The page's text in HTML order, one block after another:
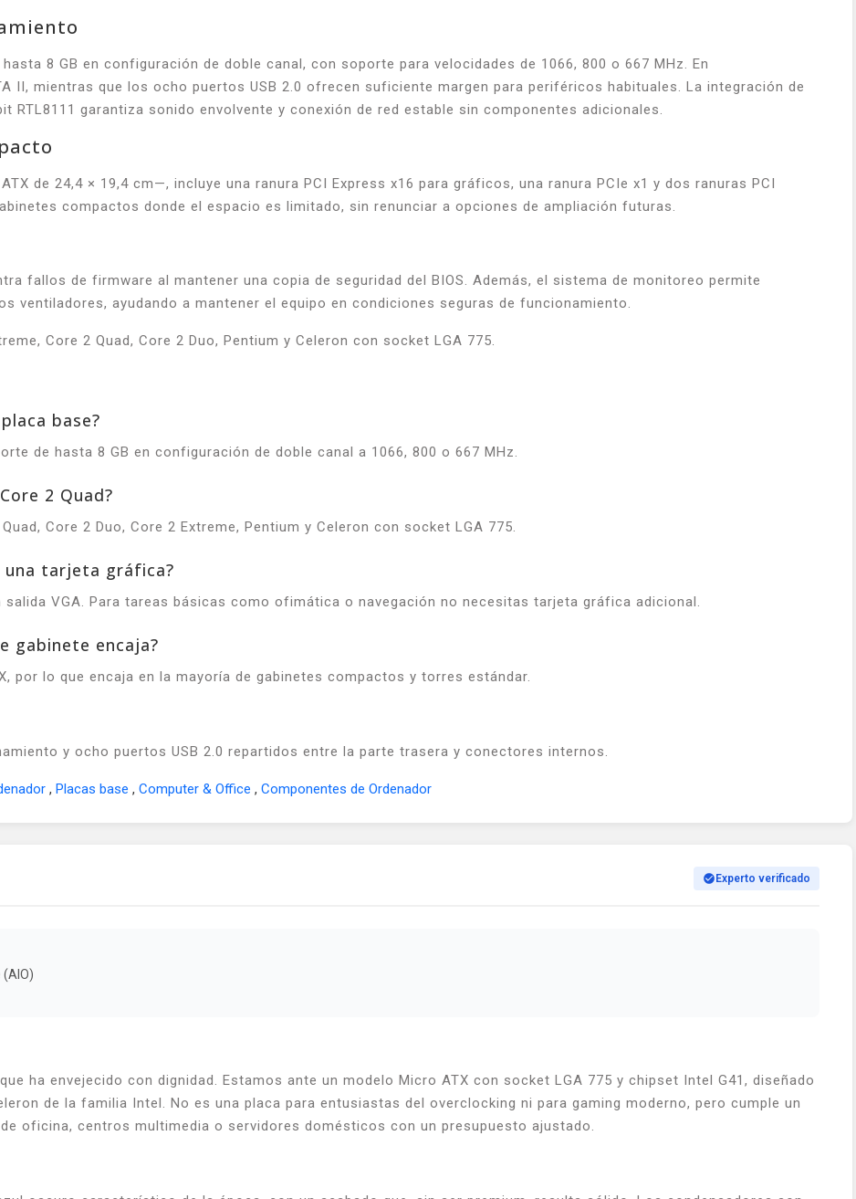
8 GB en configuración de doble canal, con soporte para velocidades de 1066, 800 o 667 MHz. En
II, mientras que los ocho puertos USB 2.0 ofrecen suficiente margen para periféricos habituales. La integración de
RTL8111 garantiza sonido envolvente y conexión de red estable sin componentes adicionales.
de 24,4 × 19,4 cm—, incluye una ranura PCI Express x16 para gráficos, una ranura PCIe x1 y dos ranuras PCI
compactos donde el espacio es limitado, sin renunciar a opciones de ampliación futuras.
fallos de firmware al mantener una copia de seguridad del BIOS. Además, el sistema de monitoreo permite
ventiladores, ayudando a mantener el equipo en condiciones seguras de funcionamiento.
Core 2 Quad, Core 2 Duo, Pentium y Celeron con socket LGA 775.
base?
de hasta 8 GB en configuración de doble canal a 1066, 800 o 667 MHz.
2 Quad?
Core 2 Duo, Core 2 Extreme, Pentium y Celeron con socket LGA 775.
tarjeta gráfica?
VGA. Para tareas básicas como ofimática o navegación no necesitas tarjeta gráfica adicional.
gabinete encaja?
por lo que encaja en la mayoría de gabinetes compactos y torres estándar.
y ocho puertos USB 2.0 repartidos entre la parte trasera y conectores internos.
, Placas base , Computer & Office , Componentes de Ordenador
Experto verificado
ha envejecido con dignidad. Estamos ante un modelo Micro ATX con socket LGA 775 y chipset Intel G41, diseñado
de la familia Intel. No es una placa para entusiastas del overclocking ni para gaming moderno, pero cumple un
oficina, centros multimedia o servidores domésticos con un presupuesto ajustado.